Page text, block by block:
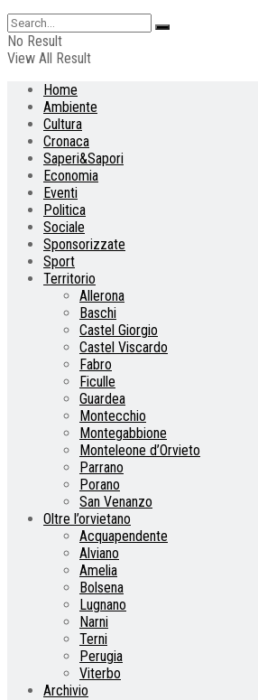
No Result
View All Result
Home
Ambiente
Cultura
Cronaca
Saperi&Sapori
Economia
Eventi
Politica
Sociale
Sponsorizzate
Sport
Territorio
Allerona
Baschi
Castel Giorgio
Castel Viscardo
Fabro
Ficulle
Guardea
Montecchio
Montegabbione
Monteleone d’Orvieto
Parrano
Porano
San Venanzo
Oltre l’orvietano
Acquapendente
Alviano
Amelia
Bolsena
Lugnano
Narni
Terni
Perugia
Viterbo
Archivio